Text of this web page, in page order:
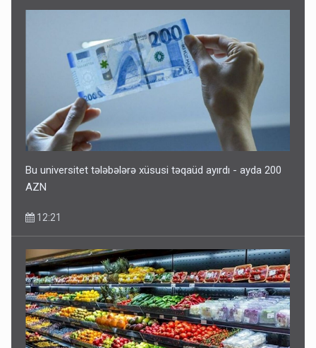
Bu universitet tələbələrə xüsusi təqaüd ayırdı - ayda 200
AZN
12:21